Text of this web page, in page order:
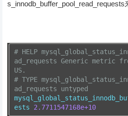
s_innodb_buffer_pool_read_requests
# HELP
ad_requests Generic metric from
US.
# TYPE
ad_requests untyped
ests 2.7711547168e+10